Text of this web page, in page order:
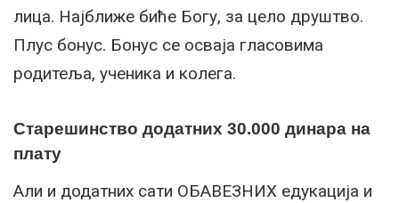
лица. Најближе биће Богу, за цело друштво.
Плус бонус. Бонус се осваја гласовима
родитеља, ученика и колега.
Старешинство додатних 30.000 динара на
плату
Али и додатних сати ОБАВЕЗНИХ едукација и